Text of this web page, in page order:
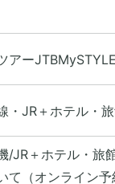
アー
・JR＋ホテル・
/JR＋ホテル・
（オンライン予